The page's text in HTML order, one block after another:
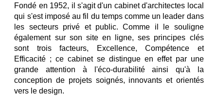
Fondé en 1952, il s'agit d'un cabinet d'architectes local
qui s'est imposé au fil du temps comme un leader dans
les secteurs privé et public. Comme il le souligne
également sur son site en ligne, ses principes clés
sont trois facteurs, Excellence, Compétence et
Efficacité ; ce cabinet se distingue en effet par une
grande attention à l'éco-durabilité ainsi qu'à la
conception de projets soignés, innovants et orientés
vers le design.